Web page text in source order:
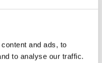
and ads, to
to analyse our traffic.